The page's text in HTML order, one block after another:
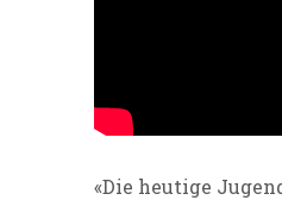
«Die heutige